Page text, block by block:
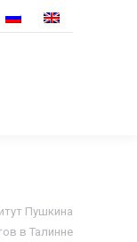
Пушкина
в Талинне